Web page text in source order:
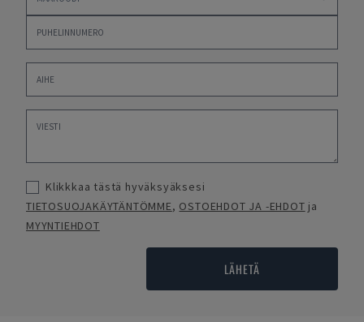
Klikkkaa tästä hyväksyäksesi
TIETOSUOJAKÄYTÄNTÖMME, OSTOEHDOT JA -EHDOT ja
MYYNTIEHDOT
LÄHETÄ